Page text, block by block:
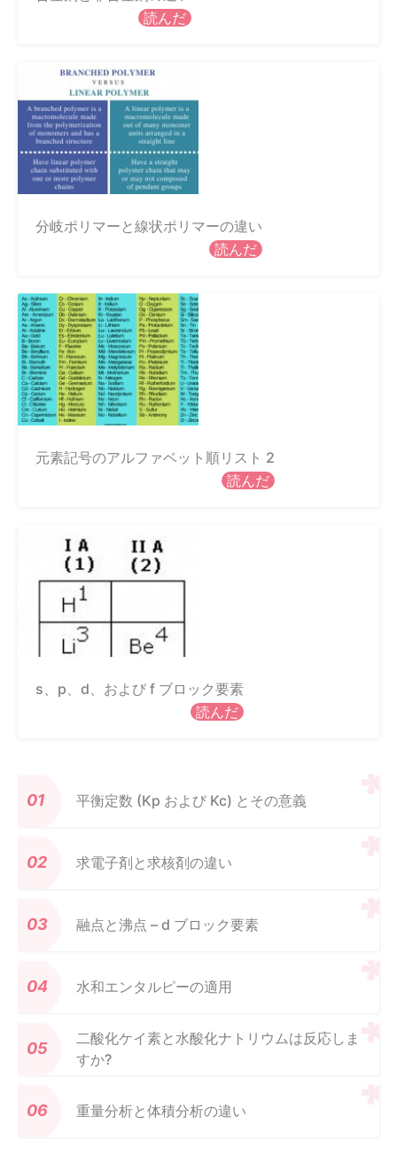
読んだ
分岐ポリマーと線状ポリマーの違い
読んだ
元素記号のアルファベット順リスト 2
読んだ
s、p、d、および f ブロック要素
読んだ
平衡定数 (Kp および Kc) とその意義
求電子剤と求核剤の違い
融点と沸点 – d ブロック要素
水和エンタルピーの適用
二酸化ケイ素と水酸化ナトリウムは反応しま
すか?
重量分析と体積分析の違い